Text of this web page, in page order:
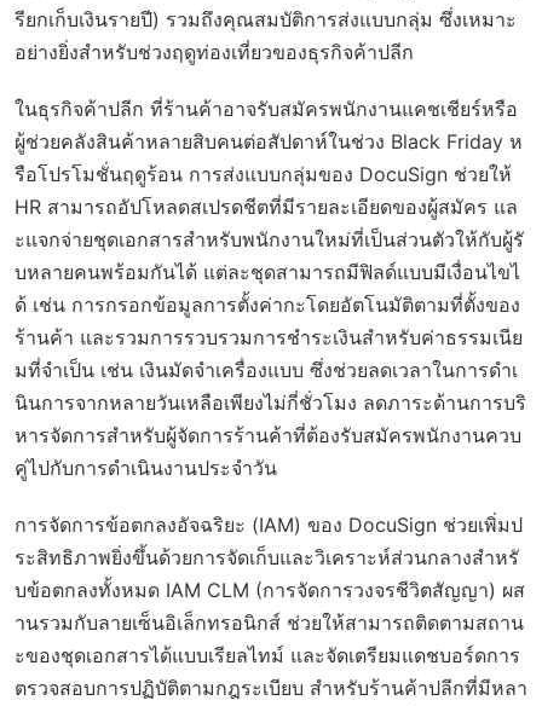
รียกเก็บเงินรายปี) รวมถึงคุณสมบัติการส่งแบบกลุ่ม ซึ่งเหมาะ
อย่างยิ่งสำหรับช่วงฤดูท่องเที่ยวของธุรกิจค้าปลีก
ในธุรกิจค้าปลีก ที่ร้านค้าอาจรับสมัครพนักงานแคชเชียร์หรือ
ผู้ช่วยคลังสินค้าหลายสิบคนต่อสัปดาห์ในช่วง Black Friday ห
รือโปรโมชั่นฤดูร้อน การส่งแบบกลุ่มของ DocuSign ช่วยให้
HR สามารถอัปโหลดสเปรดชีตที่มีรายละเอียดของผู้สมัคร แล
ะแจกจ่ายชุดเอกสารสำหรับพนักงานใหม่ที่เป็นส่วนตัวให้กับผู้รั
บหลายคนพร้อมกันได้ แต่ละชุดสามารถมีฟิลด์แบบมีเงื่อนไขไ
ด้ เช่น การกรอกข้อมูลการตั้งค่ากะโดยอัตโนมัติตามที่ตั้งของ
ร้านค้า และรวมการรวบรวมการชำระเงินสำหรับค่าธรรมเนีย
มที่จำเป็น เช่น เงินมัดจำเครื่องแบบ ซึ่งช่วยลดเวลาในการดำเ
นินการจากหลายวันเหลือเพียงไม่กี่ชั่วโมง ลดภาระด้านการบริ
หารจัดการสำหรับผู้จัดการร้านค้าที่ต้องรับสมัครพนักงานควบ
คู่ไปกับการดำเนินงานประจำวัน
การจัดการข้อตกลงอัจฉริยะ (IAM) ของ DocuSign ช่วยเพิ่มป
ระสิทธิภาพยิ่งขึ้นด้วยการจัดเก็บและวิเคราะห์ส่วนกลางสำหรั
บข้อตกลงทั้งหมด IAM CLM (การจัดการวงจรชีวิตสัญญา) ผส
านรวมกับลายเซ็นอิเล็กทรอนิกส์ ช่วยให้สามารถติดตามสถาน
ะของชุดเอกสารได้แบบเรียลไทม์ และจัดเตรียมแดชบอร์ดการ
ตรวจสอบการปฏิบัติตามกฎระเบียบ สำหรับร้านค้าปลีกที่มีหลา